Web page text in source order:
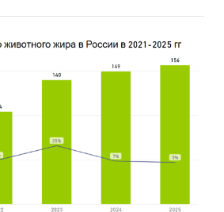
цены к предыдущему
минимальные, средние
по месяцам в 2024, 2025
цена - среди цен по
округа)
округе